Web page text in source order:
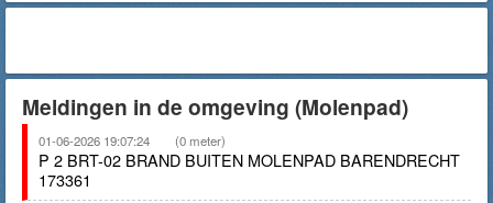
Meldingen in de omgeving (Molenpad)
01-06-2026 19:07:24 (0 meter)
P 2 BRT-02 BRAND BUITEN MOLENPAD BARENDRECHT
173361